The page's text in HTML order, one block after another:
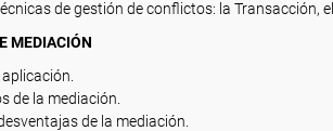
de gestión de conflictos: la Transacción,
MEDIACIÓN
de la mediación.
de la mediación.